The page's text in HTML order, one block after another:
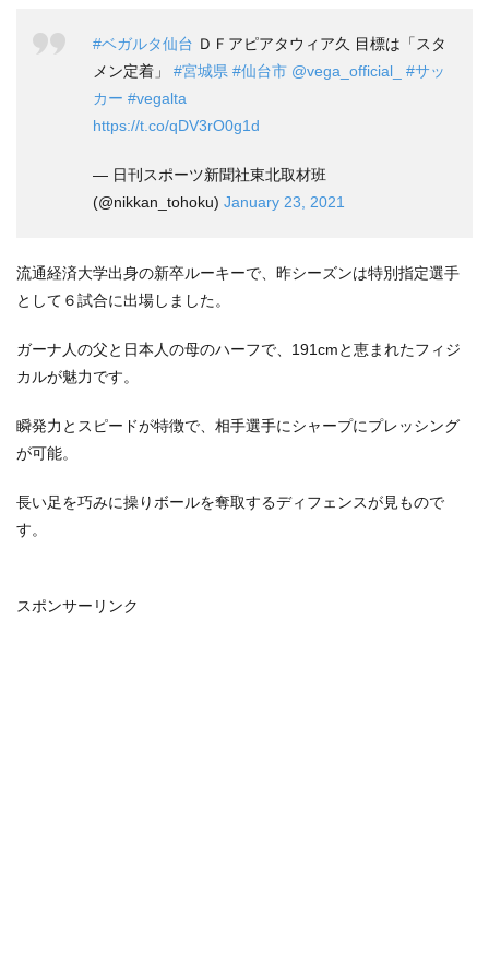
#ベガルタ仙台 ＤＦアピアタウィア久 目標は「スタ
メン定着」 #宮城県 #仙台市 @vega_official_
#サッ
カー #vegalta
https://t.co/qDV3rO0g1d
— 日刊スポーツ新聞社東北取材班
(@nikkan_tohoku) January 23, 2021
流通経済大学出身の新卒ルーキーで、昨シーズンは特別指定選手
として６試合に出場しました。
ガーナ人の父と日本人の母のハーフで、191cmと恵まれたフィジ
カルが魅力です。
瞬発力とスピードが特徴で、相手選手にシャープにプレッシング
が可能。
長い足を巧みに操りボールを奪取するディフェンスが見もので
す。
スポンサーリンク